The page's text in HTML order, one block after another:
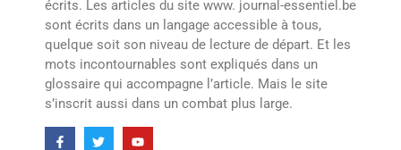
écrits. Les articles du site www. journal-essentiel.be
sont écrits dans un langage accessible à tous,
quelque soit son niveau de lecture de départ. Et les
mots incontournables sont expliqués dans un
glossaire qui accompagne l’article. Mais le site
s’inscrit aussi dans un combat plus large.